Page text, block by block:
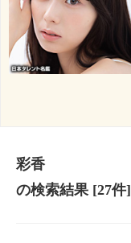
彩香
の検索結果[27件]